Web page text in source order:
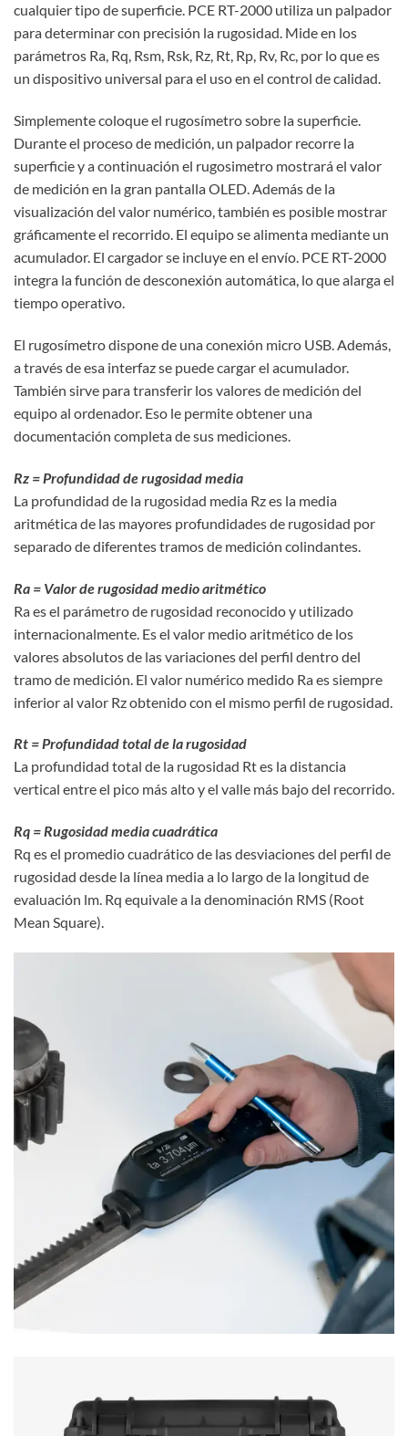
cualquier tipo de superficie. PCE RT-2000 utiliza un palpador
para determinar con precisión la rugosidad. Mide en los
parámetros Ra, Rq, Rsm, Rsk, Rz, Rt, Rp, Rv, Rc, por lo que es
un dispositivo universal para el uso en el control de calidad.
Simplemente coloque el rugosímetro sobre la superficie.
Durante el proceso de medición, un palpador recorre la
superficie y a continuación el rugosimetro mostrará el valor
de medición en la gran pantalla OLED. Además de la
visualización del valor numérico, también es posible mostrar
gráficamente el recorrido. El equipo se alimenta mediante un
acumulador. El cargador se incluye en el envío. PCE RT-2000
integra la función de desconexión automática, lo que alarga el
tiempo operativo.
El rugosímetro dispone de una conexión micro USB. Además,
a través de esa interfaz se puede cargar el acumulador.
También sirve para transferir los valores de medición del
equipo al ordenador. Eso le permite obtener una
documentación completa de sus mediciones.
Rz = Profundidad de rugosidad media
La profundidad de la rugosidad media Rz es la media
aritmética de las mayores profundidades de rugosidad por
separado de diferentes tramos de medición colindantes.
Ra = Valor de rugosidad medio aritmético
Ra es el parámetro de rugosidad reconocido y utilizado
internacionalmente. Es el valor medio aritmético de los
valores absolutos de las variaciones del perfil dentro del
tramo de medición. El valor numérico medido Ra es siempre
inferior al valor Rz obtenido con el mismo perfil de rugosidad.
Rt = Profundidad total de la rugosidad
La profundidad total de la rugosidad Rt es la distancia
vertical entre el pico más alto y el valle más bajo del recorrido.
Rq = Rugosidad media cuadrática
Rq es el promedio cuadrático de las desviaciones del perfil de
rugosidad desde la línea media a lo largo de la longitud de
evaluación lm. Rq equivale a la denominación RMS (Root
Mean Square).